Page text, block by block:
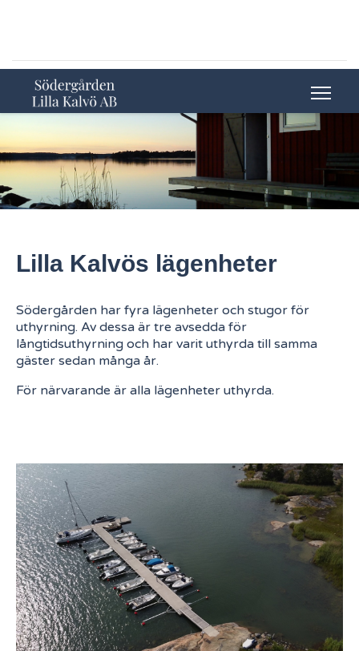
Lilla Kalvös lägenheter
Södergården har fyra lägenheter och stugor för
uthyrning. Av dessa är tre avsedda för
långtidsuthyrning och har varit uthyrda till samma
gäster sedan många år.
För närvarande är alla lägenheter uthyrda.